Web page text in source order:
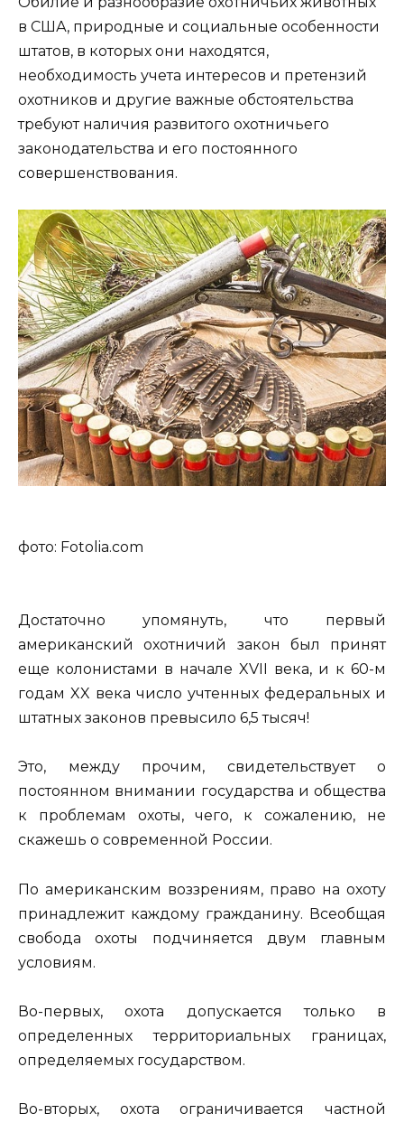
в США, природные и социальные особенности
штатов, в которых они находятся,
необходимость учета интересов и претензий
охотников и другие важные обстоятельства
требуют наличия развитого охотничьего
законодательства и его постоянного
совершенствования.
фото: Fotolia.com
Достаточно упомянуть, что первый
американский охотничий закон был принят
еще колонистами в начале XVII века, и к 60-м
годам XX века число учтенных федеральных и
штатных законов превысило 6,5 тысяч!
Это, между прочим, свидетельствует о
постоянном внимании государства и общества
к проблемам охоты, чего, к сожалению, не
скажешь о современной России.
По американским воззрениям, право на охоту
принадлежит каждому гражданину. Всеобщая
свобода охоты подчиняется двум главным
условиям.
Во-первых, охота допускается только в
определенных территориальных границах,
определяемых государством.
Во-вторых, охота ограничивается частной